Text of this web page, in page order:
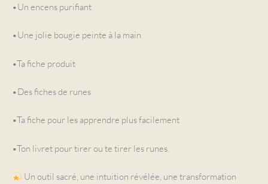
•Un encens purifiant
•Une jolie bougie peinte à la main
•Ta fiche produit
•Des fiches de runes
•Ta fiche pour les apprendre plus facilement
•Ton livret pour tirer ou te tirer les runes.
Un outil sacré, une intuition révélée, une transformation